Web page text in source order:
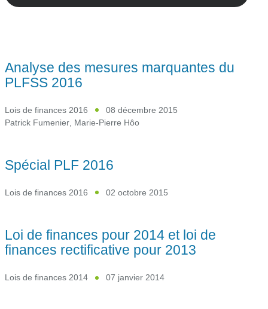
Analyse des mesures marquantes du
PLFSS 2016
Lois de finances 2016
08 décembre 2015
Patrick Fumenier, Marie-Pierre Hôo
Spécial PLF 2016
Lois de finances 2016 02 octobre 2015
Loi de finances pour 2014 et loi de
finances rectificative pour 2013
Lois de finances 2014 07 janvier 2014